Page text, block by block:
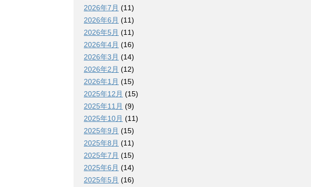
2026年7月 (11)
2026年6月 (11)
2026年5月 (11)
2026年4月 (16)
2026年3月 (14)
2026年2月 (12)
2026年1月 (15)
2025年12月 (15)
2025年11月 (9)
2025年10月 (11)
2025年9月 (15)
2025年8月 (11)
2025年7月 (15)
2025年6月 (14)
2025年5月 (16)